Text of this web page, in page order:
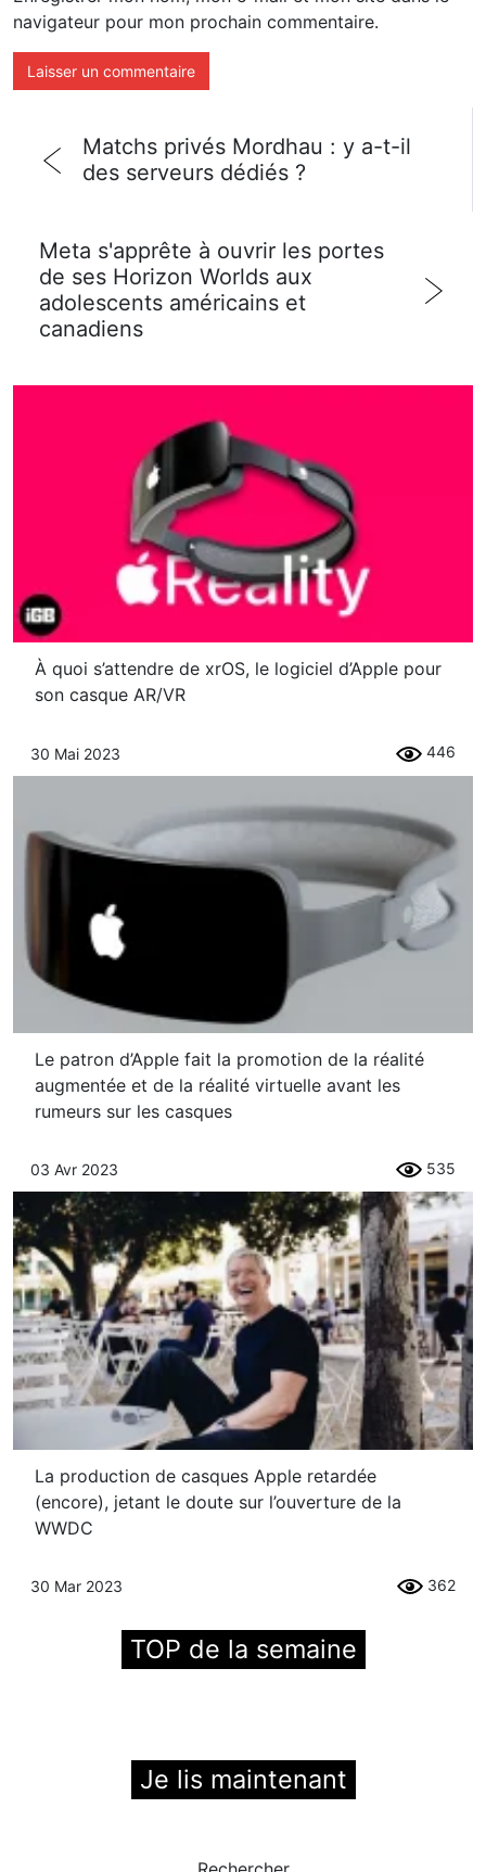
navigateur pour mon prochain commentaire.
Matchs privés Mordhau : y a-t-il
des serveurs dédiés ?
Meta s'apprête à ouvrir les portes
de ses Horizon Worlds aux
adolescents américains et
canadiens
À quoi s’attendre de xrOS, le logiciel d’Apple pour
son casque AR/VR
30 Mai 2023 446
Le patron d’Apple fait la promotion de la réalité
augmentée et de la réalité virtuelle avant les
rumeurs sur les casques
03 Avr 2023 535
La production de casques Apple retardée
(encore), jetant le doute sur l’ouverture de la
WWDC
30 Mar 2023 362
TOP de la semaine
Je lis maintenant